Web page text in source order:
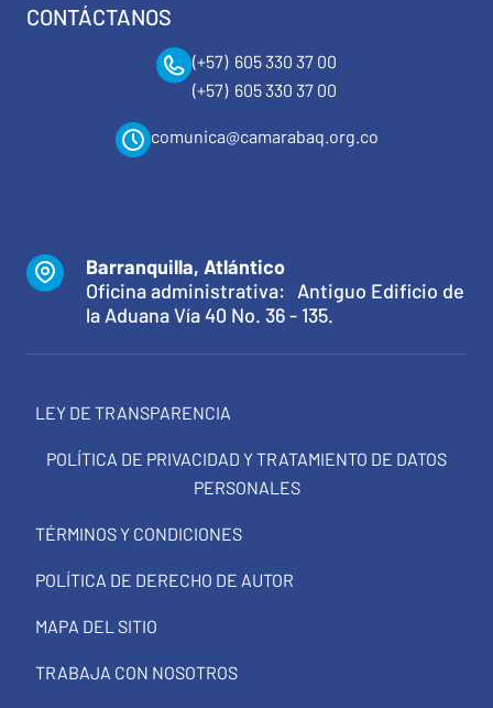
CONTÁCTANOS
(+57) 605 330 37 00
(+57) 605 330 37 00
comunica@camarabaq.org.co
Barranquilla, Atlántico
Oficina administrativa: Antiguo Edificio de
la Aduana Vía 40 No. 36 - 135.
LEY DE TRANSPARENCIA
POLÍTICA DE PRIVACIDAD Y TRATAMIENTO DE DATOS
PERSONALES
TÉRMINOS Y CONDICIONES
POLÍTICA DE DERECHO DE AUTOR
MAPA DEL SITIO
TRABAJA CON NOSOTROS